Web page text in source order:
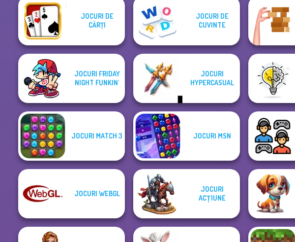
JOCURI DE
CĂRŢI
JOCURI DE
CUVINTE
JOCURI FRIDAY
NIGHT FUNKIN'
JOCURI
HYPERCASUAL
JOCURI MATCH 3 JOCURI MSN
JOCURI WEBGL
JOCURI
ACȚIUNE